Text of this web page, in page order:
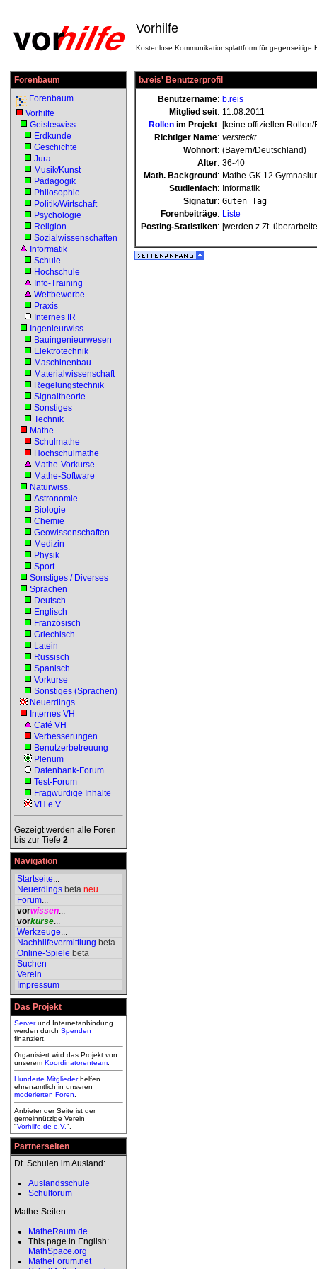
Vorhilfe
Kostenlose Kommunikationsplattform für gegenseitige
Forenbaum
Forenbaum
Vorhilfe
Geisteswiss.
Erdkunde
Geschichte
Jura
Musik/Kunst
Pädagogik
Philosophie
Politik/Wirtschaft
Psychologie
Religion
Sozialwissenschaften
Informatik
Schule
Hochschule
Info-Training
Wettbewerbe
Praxis
Internes IR
Ingenieurwiss.
Bauingenieurwesen
Elektrotechnik
Maschinenbau
Materialwissenschaft
Regelungstechnik
Signaltheorie
Sonstiges
Technik
Mathe
Schulmathe
Hochschulmathe
Mathe-Vorkurse
Mathe-Software
Naturwiss.
Astronomie
Biologie
Chemie
Geowissenschaften
Medizin
Physik
Sport
Sonstiges / Diverses
Sprachen
Deutsch
Englisch
Französisch
Griechisch
Latein
Russisch
Spanisch
Vorkurse
Sonstiges (Sprachen)
Neuerdings
Internes VH
Café VH
Verbesserungen
Benutzerbetreuung
Plenum
Datenbank-Forum
Test-Forum
Fragwürdige Inhalte
VH e.V.
Gezeigt werden alle Foren
bis zur Tiefe 2
Navigation
Startseite...
Neuerdings beta neu
Forum...
vorwissen...
vorkurse...
Werkzeuge...
Nachhilfevermittlung beta...
Online-Spiele beta
Suchen
Verein...
Impressum
Das Projekt
Serverund Internetanbindung
werden durch Spenden
finanziert.
Organisiert wird das Projekt von
unserem Koordinatorenteam
Hunderte Mitgliederhelfen
ehrenamtlich in unseren
moderierten Foren
Anbieter der Seite ist der
gemeinnützige Verein
"Vorhilfe.de e.V.".
Partnerseiten
Dt. Schulen im Ausland:
Auslandsschule
Schulforum
Mathe-Seiten:
MatheRaum.de
This page in English:
MathSpace.org
MatheForum.net
b.reis' Benutzerprofil
Benutzername: b.reis
Mitglied seit: 11.08.2011
Rollen im Projekt: [keine offiziellen Rollen/
Richtiger Name: versteckt
Wohnort: (Bayern/Deutschland)
Alter: 36-40
Math. Background : Mathe-GK 12
Studienfach: Informatik
Signatur: Guten Tag
Forenbeiträge: Liste
Posting-Statistiken: [werden z.Zt.